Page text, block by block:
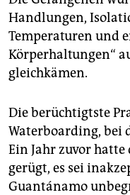
Handlungen,
Temperaturen und
Körperhaltungen“
gleichkämen.
Die berüchtigtste
Waterboarding,
Ein Jahr zuvor
gerügt, es sei
Guantánamo